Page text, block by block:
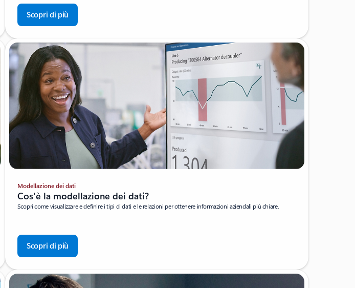
Scopri di più
Modellazione dei dati
Cos'è la modellazione dei dati?
Scopri come visualizzare e definire i tipi di dati e le relazioni per ottenere informazioni aziendali più chiare.
Scopri di più